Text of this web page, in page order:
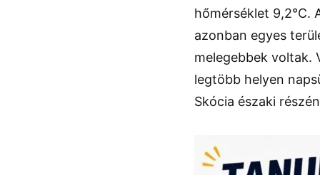
hőmérséklet 9,2°C.
azonban egyes
melegebbek voltak.
legtöbb helyen
Skócia északi